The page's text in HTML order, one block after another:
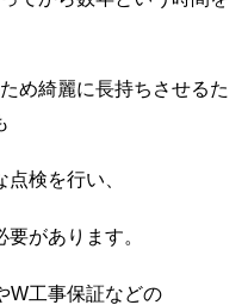
め綺麗に長持ちさせるた
検を行い、
があります。
W工事保証などの